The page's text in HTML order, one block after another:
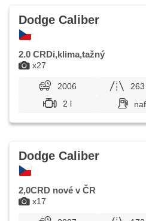
x27
Dodge Caliber
2.0 CRDi,klima,tažný
2006
2 l
x17
Dodge Caliber
2,0CRD nové v ČR